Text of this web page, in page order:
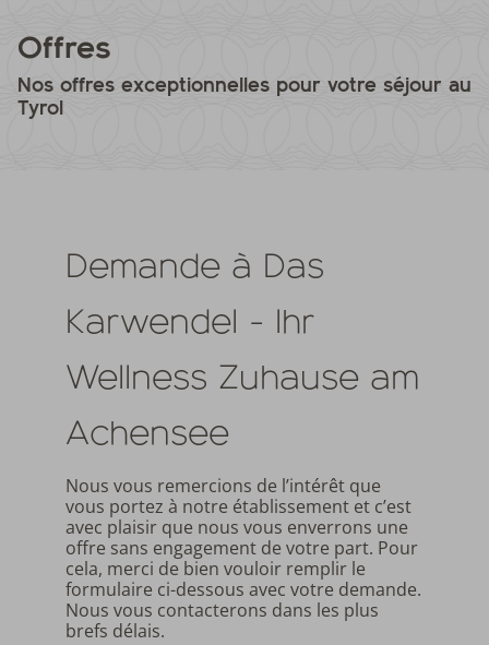
Offres
Nos offres exceptionnelles pour votre séjour au
Tyrol
Demande à Das
Karwendel - Ihr
Wellness Zuhause am
Achensee
Nous vous remercions de l’intérêt que
vous portez à notre établissement et c’est
avec plaisir que nous vous enverrons une
offre sans engagement de votre part. Pour
cela, merci de bien vouloir remplir le
formulaire ci-dessous avec votre demande.
Nous vous contacterons dans les plus
brefs délais.